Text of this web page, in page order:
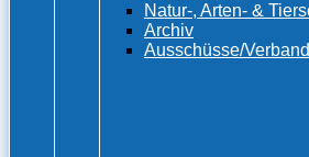
Natur-, Arten- &
Archiv
Ausschüsse/